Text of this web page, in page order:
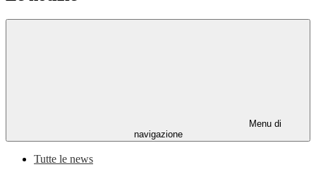
Menu di
navigazione
Tutte le news